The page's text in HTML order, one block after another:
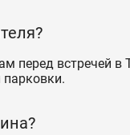
перед встречей